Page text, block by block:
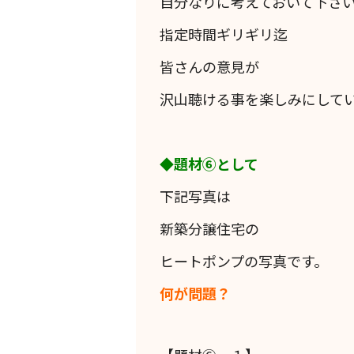
指定時間ギリギリ迄
皆さんの意見が
沢山聴ける事を楽しみにして
◆題材⑥として
下記写真は
新築分譲住宅の
ヒートポンプの写真です。
何が問題？